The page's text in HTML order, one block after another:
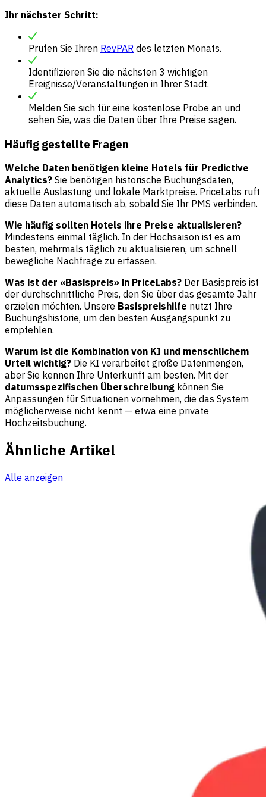
Ihr nächster Schritt:
Prüfen Sie Ihren RevPAR des letzten Monats.
Identifizieren Sie die nächsten 3 wichtigen
Ereignisse/Veranstaltungen in Ihrer Stadt.
Melden Sie sich für eine kostenlose Probe an und
sehen Sie, was die Daten über Ihre Preise sagen.
Häufig gestellte Fragen
Welche Daten benötigen kleine Hotels für Predictive
Analytics? Sie benötigen historische Buchungsdaten,
aktuelle Auslastung und lokale Marktpreise. PriceLabs ruft
diese Daten automatisch ab, sobald Sie Ihr PMS verbinden.
Wie häufig sollten Hotels ihre Preise aktualisieren?
Mindestens einmal täglich. In der Hochsaison ist es am
besten, mehrmals täglich zu aktualisieren, um schnell
bewegliche Nachfrage zu erfassen.
Was ist der «Basispreis» in PriceLabs? Der Basispreis ist
der durchschnittliche Preis, den Sie über das gesamte Jahr
erzielen möchten. Unsere Basispreishilfe nutzt Ihre
Buchungshistorie, um den besten Ausgangspunkt zu
empfehlen.
Warum ist die Kombination von KI und menschlichem
Urteil wichtig? Die KI verarbeitet große Datenmengen,
aber Sie kennen Ihre Unterkunft am besten. Mit der
datumsspezifischen Überschreibung können Sie
Anpassungen für Situationen vornehmen, die das System
möglicherweise nicht kennt — etwa eine private
Hochzeitsbuchung.
Ähnliche Artikel
Alle anzeigen